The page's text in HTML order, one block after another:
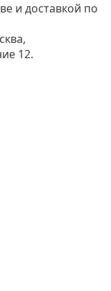
и доставкой по
12.